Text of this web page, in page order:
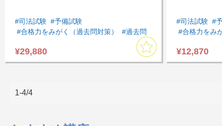
#司法試験 #予備試験
#合格力をみがく（過去問対策）
#過去問
#インプットしたい
#スキマ時間に受講したい
#憲法
#刑法 #短答対策 #基本７科目
¥29,880
#司法試験 #
#合格力をみ
#インプット
#スキマ時間
¥12,870
1-4/4